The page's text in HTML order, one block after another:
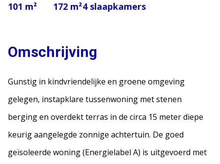
101 m² 172 m²4 slaapkamers
Omschrijving
Gunstig in kindvriendelijke en groene omgeving
gelegen, instapklare tussenwoning met stenen
berging en overdekt terras in de circa 15 meter diepe
keurig aangelegde zonnige achtertuin. De goed
geïsoleerde woning (Energielabel A) is uitgevoerd met